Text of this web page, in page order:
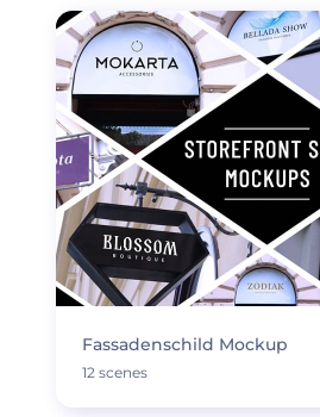
Fassadenschild Mockup
12 scenes